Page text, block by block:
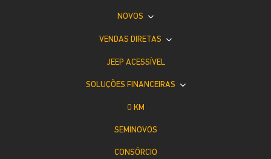
NOVOS
VENDAS DIRETAS
JEEP ACESSÍVEL
SOLUÇÕES FINANCEIRAS
0 KM
SEMINOVOS
CONSÓRCIO